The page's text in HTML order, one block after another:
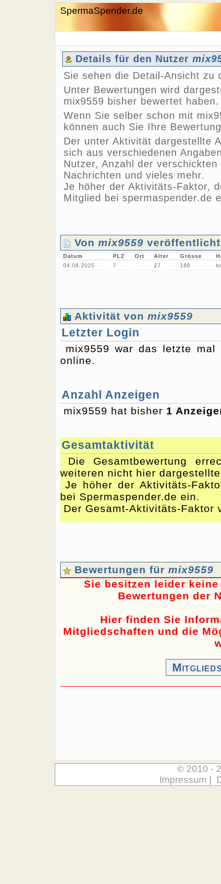
SpermaSpender.de
Details für den Nutzer
Sie sehen die Detail-Ansicht zu
Unter Bewertungen wird
mix9559 bisher bewertet haben.
Wenn Sie selber schon mit
können auch Sie Ihre
Der unter Aktivität dargestellte
sich aus verschiedenen
Nutzer, Anzahl der
Nachrichten und vieles mehr.
Je höher der Aktivitäts-Faktor,
Mitglied bei spermaspender.de
Von mix9559
Datum PLZ Ort Alter Grösse
04.08.2025
7 27 188
Aktivität von mix9559
Letzter Login
mix9559 war das letzte
online.
Anzahl Anzeigen
mix9559 hat bisher 1
Gesamtaktivität
Die Gesamtbewertung
weiteren nicht hier
Je höher der Aktivitäts-
bei Spermaspender.de ein.
Der Gesamt-Aktivitäts-
Bewertungen für mix9559
Sie besitzen leider
Bewertungen der
Hier finden Sie
Mitgliedschaften und die
© 2010 -
Impressum